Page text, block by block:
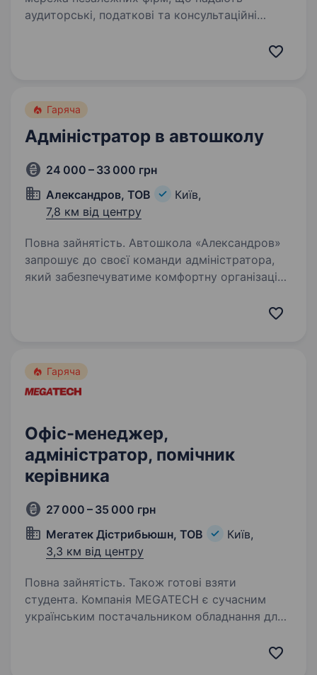
аудиторські, податкові та консультаційні
Гаряча
Адміністратор в автошколу
24 000 – 33 000 грн
Александров, ТОВ
Київ,
7,8 км від центру
Повна зайнятість. Автошкола «Александров»
запрошує до своєї команди адміністратора,
який забезпечуватиме комфортну організацію
Гаряча
Офіс-менеджер,
адміністратор, помічник
керівника
27 000 – 35 000 грн
Мегатек Дістрибьюшн, ТОВ
Київ,
3,3 км від центру
Повна зайнятість. Також готові взяти
студента. Компанія MEGATECH є сучасним
українським постачальником обладнання для
Наші основні напрями діяльності — мережеве